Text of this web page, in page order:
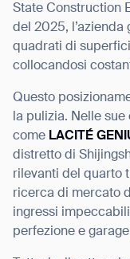
State Construction
del 2025,
quadrati di
collocandosi
Questo
la pulizia. Nelle
come LACITÉ
distretto di
rilevanti del quarto
ricerca di mercato
ingressi
perfezione e